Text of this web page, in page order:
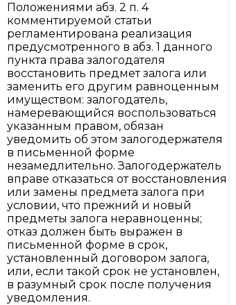
Положениями абз. 2 п. 4
комментируемой статьи
регламентирована реализация
предусмотренного в абз. 1 данного
пункта права залогодателя
восстановить предмет залога или
заменить его другим равноценным
имуществом: залогодатель,
намеревающийся воспользоваться
указанным правом, обязан
уведомить об этом залогодержателя
в письменной форме
незамедлительно. Залогодержатель
вправе отказаться от восстановления
или замены предмета залога при
условии, что прежний и новый
предметы залога неравноценны;
отказ должен быть выражен в
письменной форме в срок,
установленный договором залога,
или, если такой срок не установлен,
в разумный срок после получения
уведомления.